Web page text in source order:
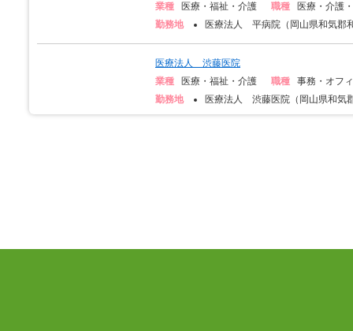
業種
医療・福祉・介護 職種
医療・介護
勤務地
医療法人 平病院（岡山県和気郡
医療法人 渋藤医院
業種
医療・福祉・介護 職種
事務・オフ
勤務地
医療法人 渋藤医院（岡山県和気